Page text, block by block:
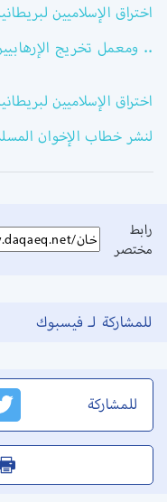
.. ومعمل تخريج
لنشر خطاب الإخوان
رابط
مختصر
للمشاركة لـ فيسبوك
للمشاركة